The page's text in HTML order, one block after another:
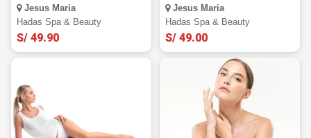
Jesus Maria
Hadas Spa & Beauty
S/ 49.90
Hadas Spa
Jesus Maria
Hadas Spa & Beauty
S/ 49.00